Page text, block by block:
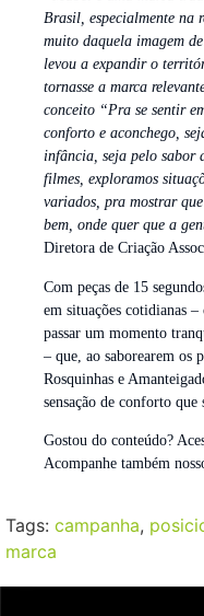
Brasil, especialmente na
muito daquela imagem
levou a expandir o
tornasse a marca
conceito “Pra se sentir
conforto e aconchego,
infância, seja pelo sabor
filmes, exploramos
variados, pra mostrar
bem, onde quer que a
Diretora de Criação
Com peças de 15
em situações cotidianas
passar um momento
– que, ao saborearem os
Rosquinhas e
sensação de conforto que
Gostou do conteúdo?
Acompanhe também
Tags: campanha,
marca